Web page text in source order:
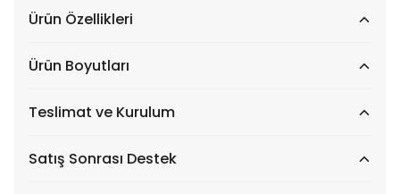
Ürün Özellikleri
Ürün Boyutları
Teslimat ve Kurulum
Satış Sonrası Destek